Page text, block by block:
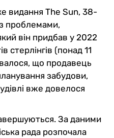
видання The Sun, 38-
проблемами,
він придбав у 2022
стерлінгів (понад 11
що продавець
забудови,
вже довелося
За даними
рада розпочала